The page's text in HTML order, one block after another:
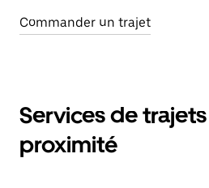
Commander un trajet
Services de
proximité